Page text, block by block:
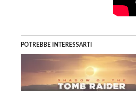
POTREBBE INTERESSARTI